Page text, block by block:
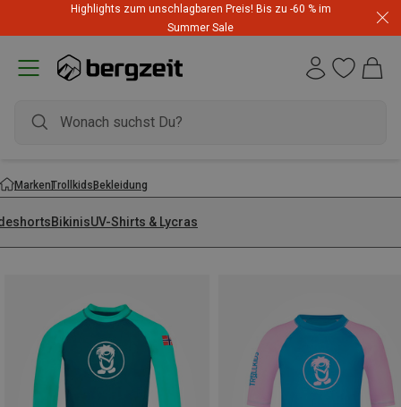
Highlights zum unschlagbaren Preis! Bis zu -60 % im
Summer Sale
MarkenTrollkidsBekleidung
BikinisUV-Shirts & Lycras